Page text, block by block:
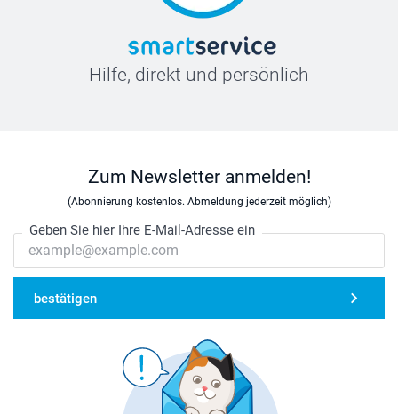
Hilfe, direkt und persönlich
Zum Newsletter anmelden!
(Abonnierung kostenlos. Abmeldung jederzeit möglich)
Geben Sie hier Ihre E-Mail-Adresse ein
bestätigen